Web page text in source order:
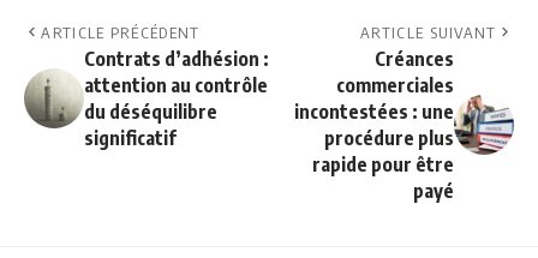
ARTICLE PRÉCÉDENT
Contrats d’adhésion :
attention au contrôle
du déséquilibre
significatif
ARTICLE SUIVANT
Créances
commerciales
incontestées : une
procédure plus
rapide pour être
payé